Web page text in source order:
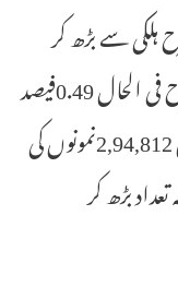
ہلکی سے بڑھ کر
0.69فیصد ہے وہیں ہفتہ واری مثبت شرح فی الحال 0.49فیصد
ہے۔ اسی وقت کے دوران ملک بھر میں 2,94,812نمونوں کی
بڑھ کر